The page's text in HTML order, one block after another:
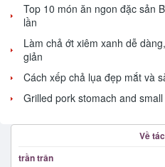
Top 10 món ăn ngon đặc sản
lần
Làm chả ớt xiêm xanh dễ
giản
Cách xếp chả lụa đẹp mắt và
Grilled pork stomach and
Về
trần trân